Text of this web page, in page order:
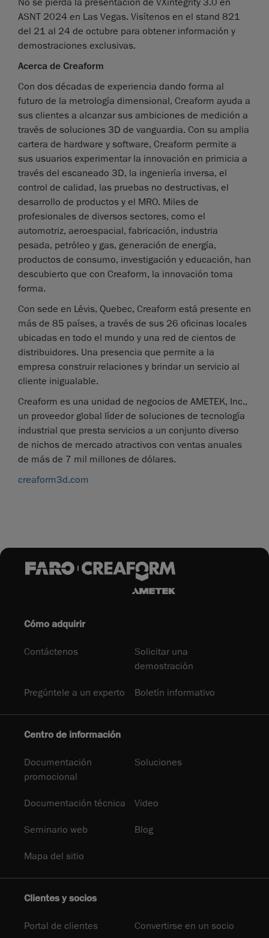
ASNT 2024 en Las Vegas. Visítenos en el stand 821
del 21 al 24 de octubre para obtener información y
demostraciones exclusivas.
Acerca de Creaform
Con dos décadas de experiencia dando forma al
futuro de la metrología dimensional, Creaform ayuda a
sus clientes a alcanzar sus ambiciones de medición a
través de soluciones 3D de vanguardia. Con su amplia
cartera de hardware y software, Creaform permite a
sus usuarios experimentar la innovación en primicia a
través del escaneado 3D, la ingeniería inversa, el
control de calidad, las pruebas no destructivas, el
desarrollo de productos y el MRO. Miles de
profesionales de diversos sectores, como el
automotriz, aeroespacial, fabricación, industria
pesada, petróleo y gas, generación de energía,
productos de consumo, investigación y educación, han
descubierto que con Creaform, la innovación toma
forma.
Con sede en Lévis, Quebec, Creaform está presente en
más de 85 países, a través de sus 26 oficinas locales
ubicadas en todo el mundo y una red de cientos de
distribuidores. Una presencia que permite a la
empresa construir relaciones y brindar un servicio al
cliente inigualable.
Creaform es una unidad de negocios de AMETEK, Inc.,
un proveedor global líder de soluciones de tecnología
industrial que presta servicios a un conjunto diverso
de nichos de mercado atractivos con ventas anuales
de más de 7 mil millones de dólares.
creaform3d.com
Cómo adquirir
Contáctenos
Solicitar una
demostración
Pregúntele a un experto Boletín informativo
Centro de información
Documentación
promocional
Soluciones
Documentación técnica Video
Seminario web Blog
Mapa del sitio
Clientes y socios
Portal de clientes Convertirse en un socio